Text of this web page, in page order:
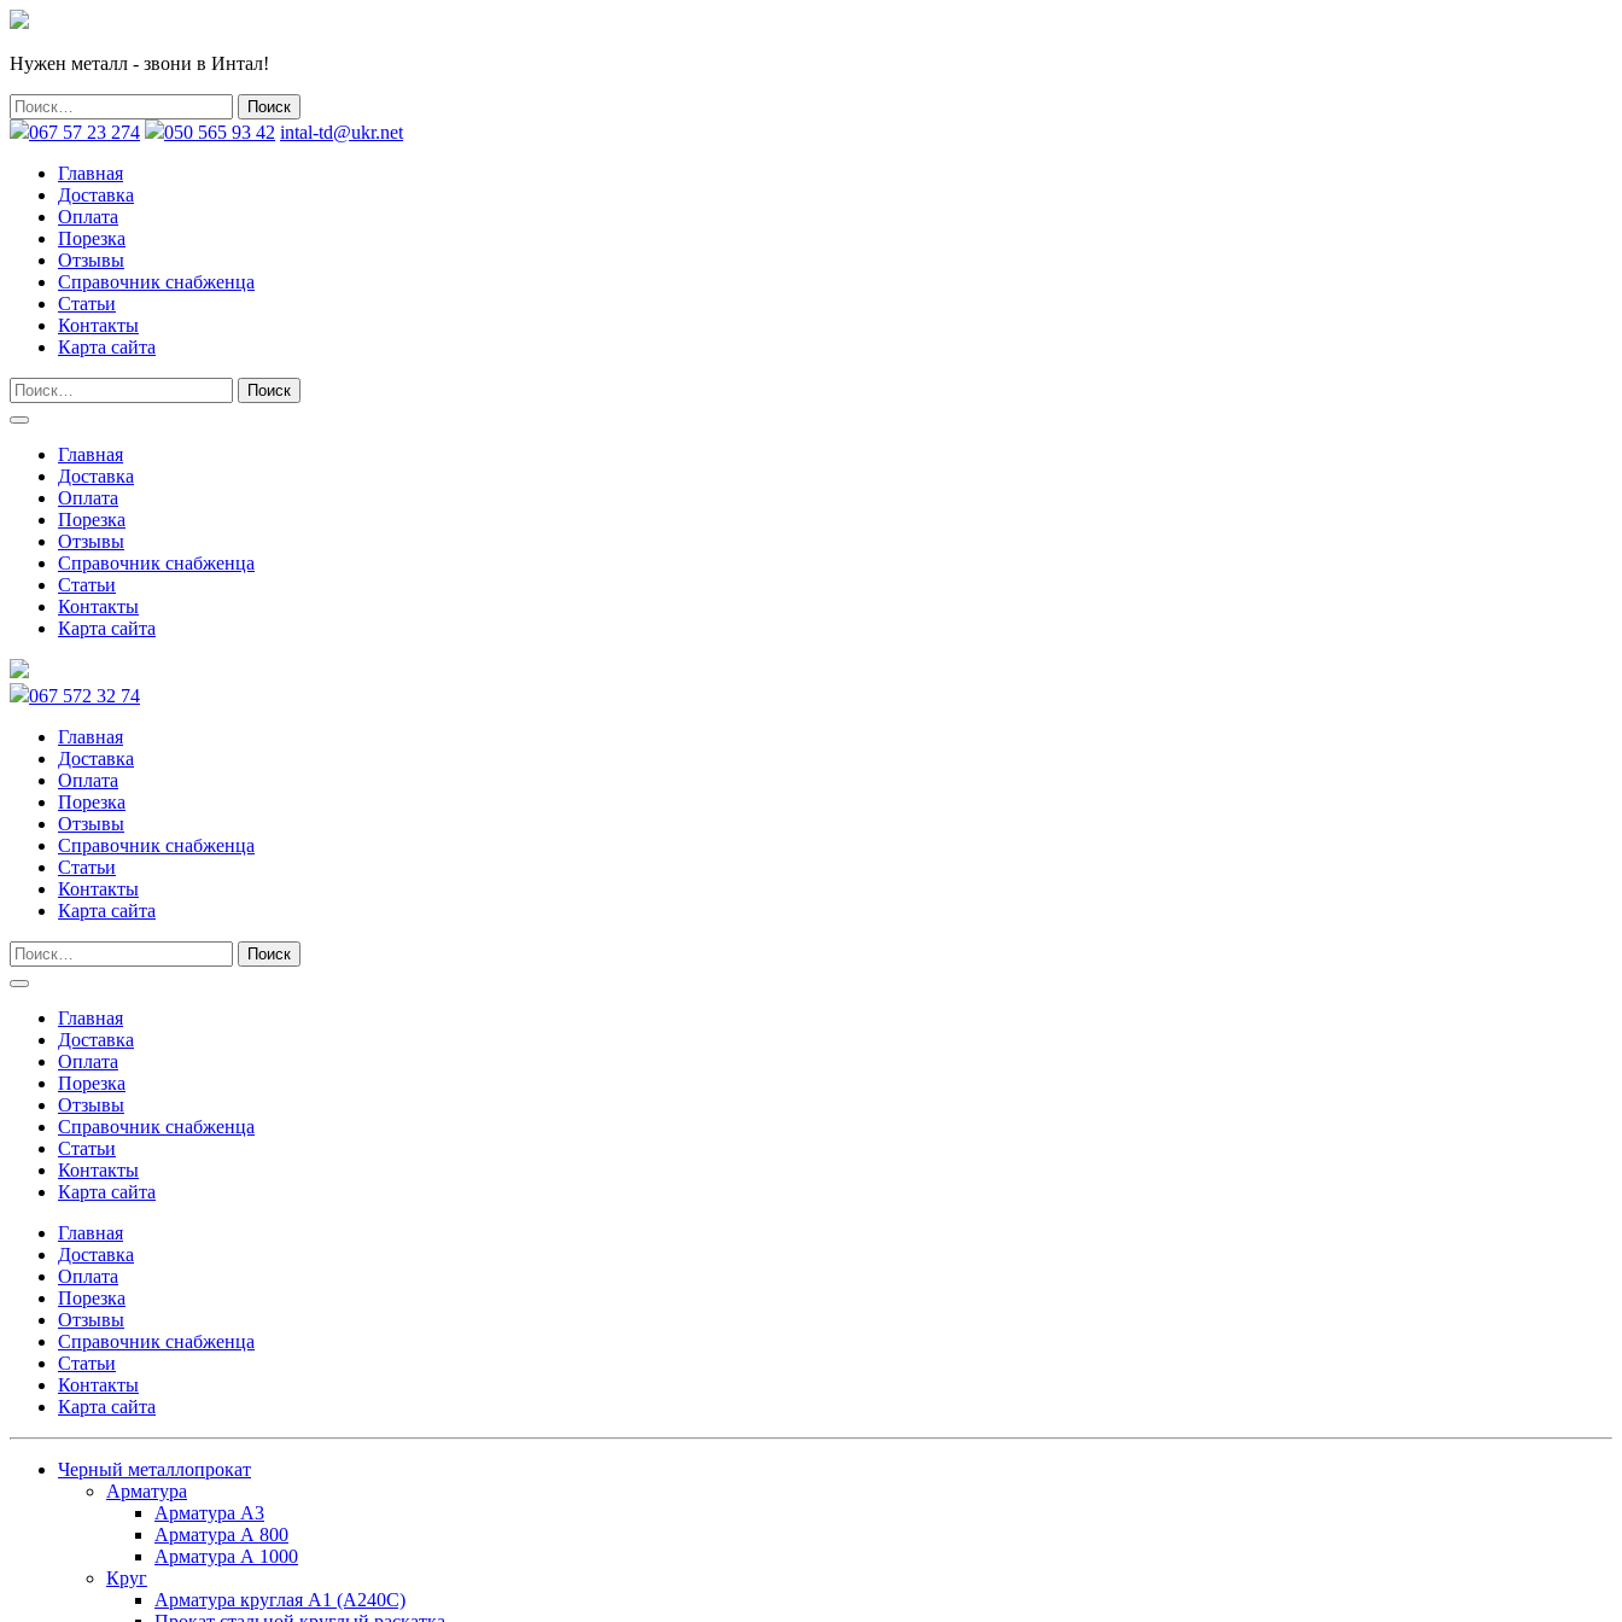
Нужен металл - звони в Интал!
067 57 23 274 050 565 93 42 intal-td@ukr.net
Главная
Доставка
Оплата
Порезка
Отзывы
Справочник снабженца
Статьи
Контакты
Карта сайта
Главная
Доставка
Оплата
Порезка
Отзывы
Справочник снабженца
Статьи
Контакты
Карта сайта
067 572 32 74
Главная
Доставка
Оплата
Порезка
Отзывы
Справочник снабженца
Статьи
Контакты
Карта сайта
Главная
Доставка
Оплата
Порезка
Отзывы
Справочник снабженца
Статьи
Контакты
Карта сайта
Главная
Доставка
Оплата
Порезка
Отзывы
Справочник снабженца
Статьи
Контакты
Карта сайта
Черный металлопрокат
Арматура
Арматура А3
Арматура А 800
Арматура А 1000
Круг
Арматура круглая А1 (А240C)